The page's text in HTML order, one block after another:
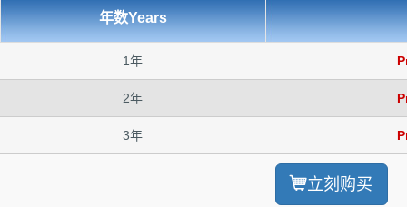
年数Years
1年
2年
3年
立刻购买